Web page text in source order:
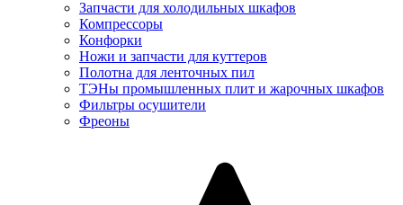
Запчасти для холодильных шкафов
Компрессоры
Конфорки
Ножи и запчасти для куттеров
Полотна для ленточных пил
ТЭНы промышленных плит и жарочных шкафов
Фильтры осушители
Фреоны